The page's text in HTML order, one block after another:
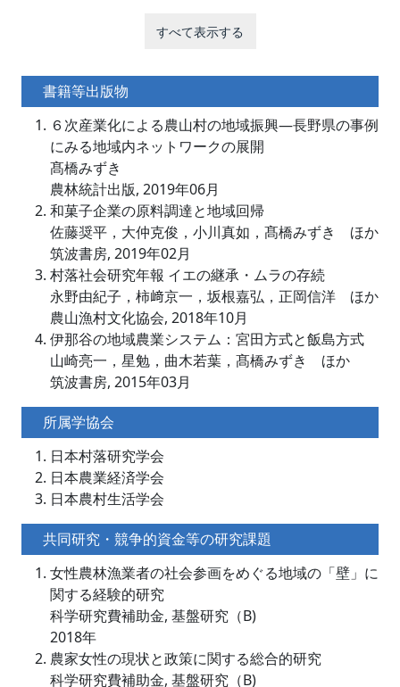
すべて表示する
書籍等出版物
６次産業化による農山村の地域振興―長野県の事例
にみる地域内ネットワークの展開
髙橋みずき
農林統計出版, 2019年06月
和菓子企業の原料調達と地域回帰
佐藤奨平，大仲克俊，小川真如，髙橋みずき ほか
筑波書房, 2019年02月
村落社会研究年報 イエの継承・ムラの存続
永野由紀子，柿﨑京一，坂根嘉弘，正岡信洋 ほか
農山漁村文化協会, 2018年10月
伊那谷の地域農業システム：宮田方式と飯島方式
山崎亮一，星勉，曲木若葉，髙橋みずき ほか
筑波書房, 2015年03月
所属学協会
日本村落研究学会
日本農業経済学会
日本農村生活学会
共同研究・競争的資金等の研究課題
女性農林漁業者の社会参画をめぐる地域の「壁」に
関する経験的研究
科学研究費補助金, 基盤研究（B)
2018年
農家女性の現状と政策に関する総合的研究
科学研究費補助金, 基盤研究（B)